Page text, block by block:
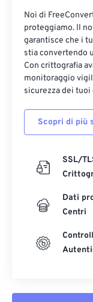
Noi di
proteggiamo. Il
garantisce che i
stia convertendo
Con crittografia
monitoraggio
sicurezza dei tuoi
Scopri di più
SSL/
Dati
Centri